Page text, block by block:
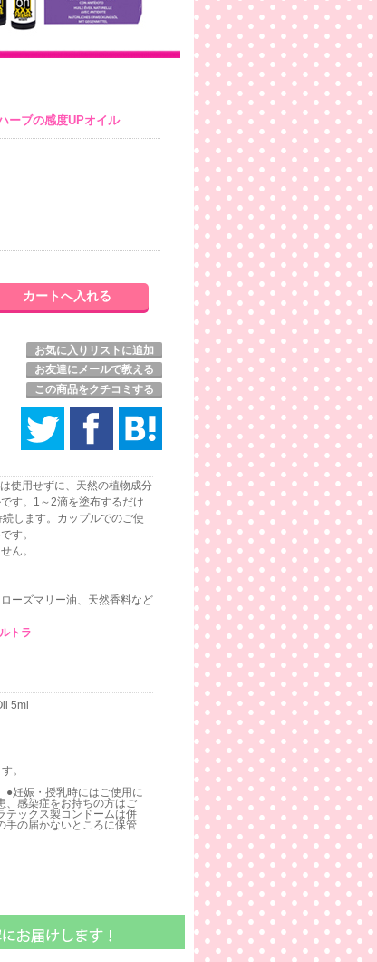
ーブの感度UPオイル
お気に入りリストに追加
お友達にメールで教える
この商品をクチコミする
使用せずに、天然の植物成分
す。1～2滴を塗布するだけ
します。カップルでのご使
す。
ん。
ーズマリー油、天然香料など
トラ
5ml
。
●妊娠・授乳時にはご使用に
、感染症をお持ちの方はご
テックス製コンドームは併
手の届かないところに保管